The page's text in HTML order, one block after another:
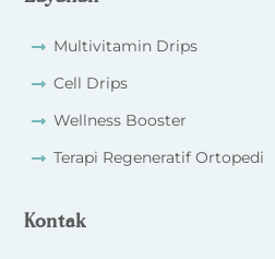
Multivitamin Drips
Cell Drips
Wellness Booster
Terapi Regeneratif Ortopedi
Kontak